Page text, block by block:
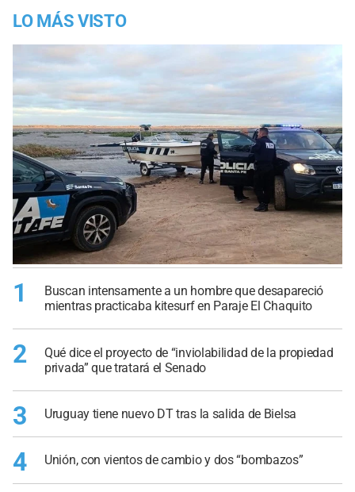
LO MÁS VISTO
1
Buscan intensamente a un hombre que desapareció
mientras practicaba kitesurf en Paraje El Chaquito
2
Qué dice el proyecto de “inviolabilidad de la propiedad
privada” que tratará el Senado
3 Uruguay tiene nuevo DT tras la salida de Bielsa
4 Unión, con vientos de cambio y dos “bombazos”